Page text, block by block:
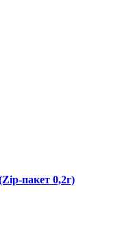
пакет 0,2г)